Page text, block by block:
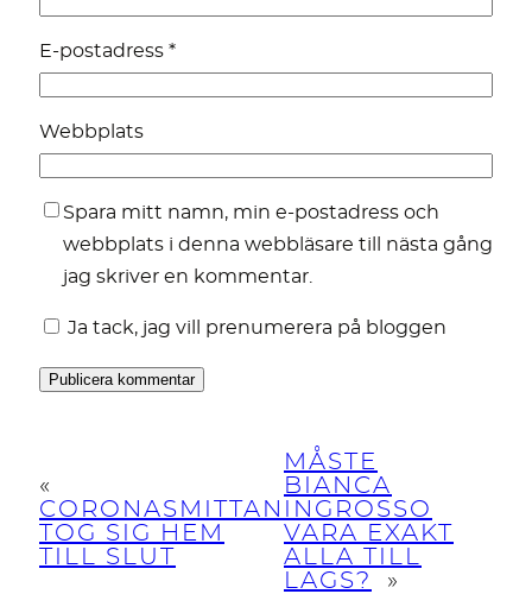
E-postadress *
Webbplats
Spara mitt namn, min e-postadress och
webbplats i denna webbläsare till nästa gång
jag skriver en kommentar.
Ja tack, jag vill prenumerera på bloggen
«
CORONASMITTAN
TOG SIG HEM
TILL SLUT
MÅSTE
BIANCA
INGROSSO
VARA EXAKT
ALLA TILL
LAGS?
»